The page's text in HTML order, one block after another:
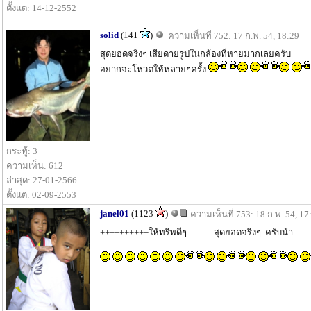
ตั้งแต่: 14-12-2552
กระทู้: 3
ความเห็น: 612
ล่าสุด: 27-01-2566
ตั้งแต่: 02-09-2553
solid (141 )
ความเห็นที่ 752: 17 ก.พ. 54, 18:29
สุดยอดจริงๆ เสียดายรูปในกล้องที่หายมากเลยครับ
อยากจะโหวตให้หลายๆครั้ง
janel01 (1123 )
ความเห็นที่ 753: 18 ก.พ. 54,
++++++++++ให้ทริพดีๆ.............สุดยอดจริงๆ ครับน้า.........